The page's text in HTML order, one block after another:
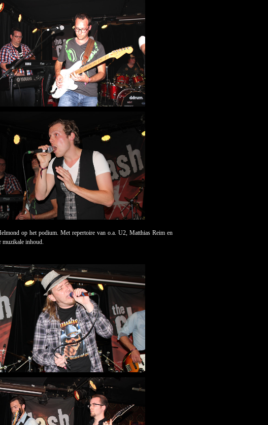
op het podium. Met repertoire van o.a. U2, Matthias Reim en
muzikale inhoud.